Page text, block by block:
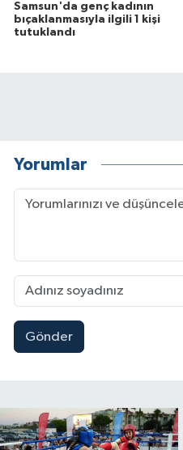
Samsun'da genç kadının
bıçaklanmasıyla ilgili 1 kişi
tutuklandı
Yorumlar
Gönder